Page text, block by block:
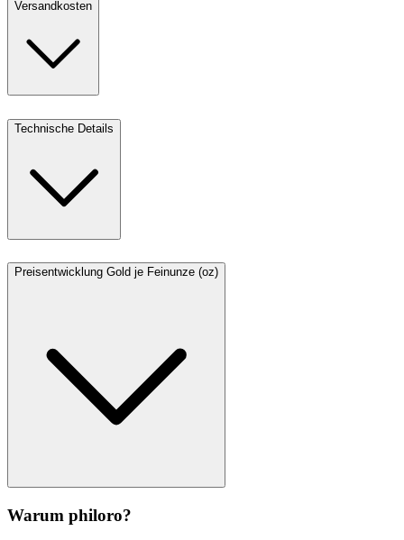
Versandkosten
Technische Details
Preisentwicklung Gold je Feinunze (oz)
Warum philoro?